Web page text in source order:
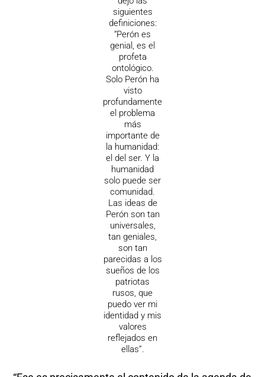
siguientes
definiciones:
“Perón es
genial, es el
profeta
ontológico.
Solo Perón ha
visto
profundamente
el problema
más
importante de
la humanidad:
el del ser. Y la
humanidad
solo puede ser
comunidad.
Las ideas de
Perón son tan
universales,
tan geniales,
son tan
parecidas a los
sueños de los
patriotas
rusos, que
puedo ver mi
identidad y mis
valores
reflejados en
ellas”.